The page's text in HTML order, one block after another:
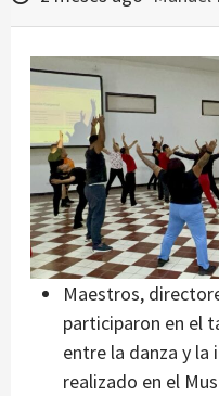
Maestros,
participaron en el
entre la danza y la
realizado en el